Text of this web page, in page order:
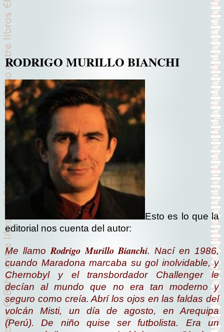
RODRIGO MURILLO BIANCHI
Esto es lo que la
editorial nos cuenta del autor:
Me llamo Rodrigo Murillo Bianchi. Nací en 1986,
cuando Maradona marcaba su gol inolvidable, y
Chernobyl y el transbordador Challenger le
decían al mundo que no era tan moderno y
seguro como creía. Abrí los ojos en las faldas del
volcán Misti, un día de agosto, en Arequipa
(Perú). De niño quise ser futbolista. Era un